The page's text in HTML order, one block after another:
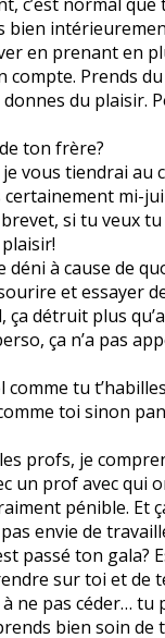
bien
en prenant en
compte. Prends
donnes du plaisir.
ton frère?
vous tiendrai au
mi-
si tu veux
déni à cause de
et essayer
ça détruit plus
ça n’a pas
comme tu
toi sinon
profs, je
un prof avec qui
pénible. Et
envie de
passé ton gala?
sur toi et de
ne pas céder… tu
bien soin de